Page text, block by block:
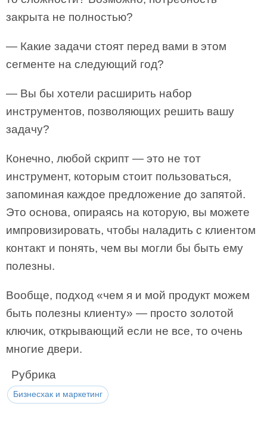
закрыта не полностью?
— Какие задачи стоят перед вами в этом
сегменте на следующий год?
— Вы бы хотели расширить набор
инструментов, позволяющих решить вашу
задачу?
Конечно, любой скрипт — это не тот
инструмент, которым стоит пользоваться,
запоминая каждое предложение до запятой.
Это основа, опираясь на которую, вы можете
импровизировать, чтобы наладить с клиентом
контакт и понять, чем вы могли бы быть ему
полезны.
Вообще, подход «чем я и мой продукт можем
быть полезны клиенту» — просто золотой
ключик, открывающий если не все, то очень
многие двери.
Рубрика
Бизнесхак и маркетинг